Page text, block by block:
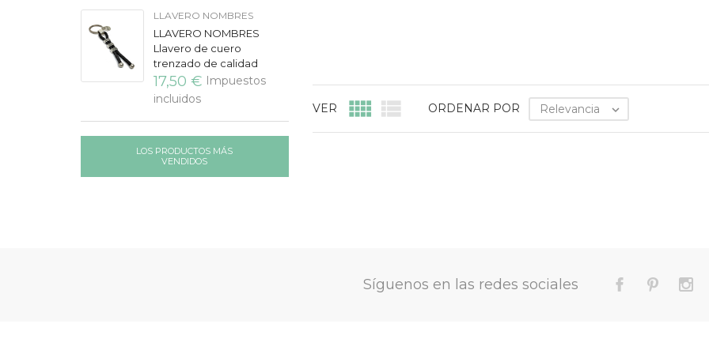
del...
LLAVERO NOMBRES
LLAVERO NOMBRES
Llavero de cuero
trenzado de calidad
extra, con discos para
grabar los nombres de la
amigos. Disponible para...
17,50 € Impuestos
incluidos
LOS PRODUCTOS MÁS
VENDIDOS
VER   ORDENAR POR Relevancia 
Síguenos en las redes sociales